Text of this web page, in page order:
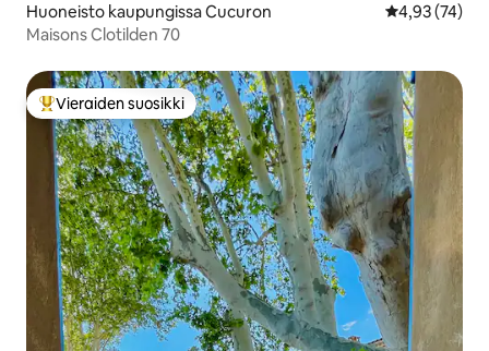
Huoneisto kaupungissa Cucuron
4,93 (74)
Maisons Clotilden 70
Vieraiden suosikkien parhaimmistoa
Vieraiden suosikki